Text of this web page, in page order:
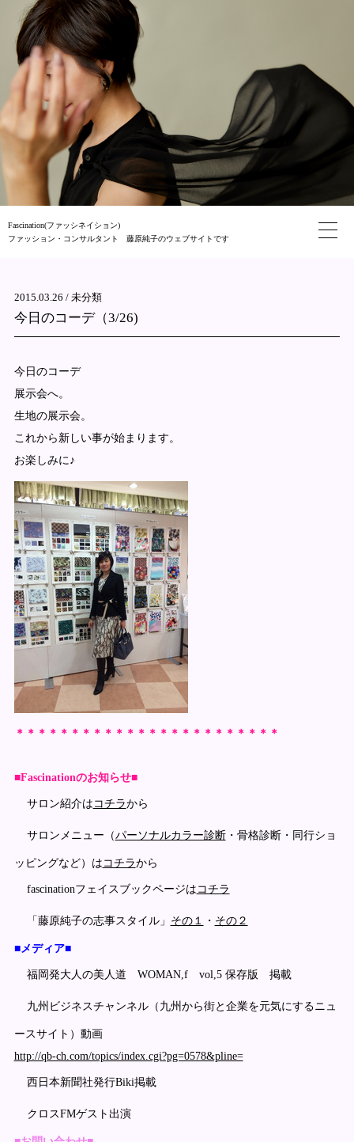
Fascination(ファッシネイション)
ファッション・コンサルタント 藤原純子のウェブサイトです
2015.03.26 / 未分類
今日のコーデ（3/26)
今日のコーデ
展示会へ。
生地の展示会。
これから新しい事が始まります。
お楽しみに♪
＊＊＊＊＊＊＊＊＊＊＊＊＊＊＊＊＊＊＊＊＊＊＊＊
■Fascinationのお知らせ■
サロン紹介は コチラから
サロンメニュー（パーソナルカラー診断・骨格診断・同行ショ
ッピングなど）は コチラから
fascinationフェイスブックページは コチラ
「藤原純子の志事スタイル」 その１ ・ その２
■メディア■
福岡発大人の美人道 WOMAN,f vol,5 保存版 掲載
九州ビジネスチャンネル（九州から街と企業を元気にするニュ
ースサイト）動画
http://qb-ch.com/topics/index.cgi?pg=0578&pline=
西日本新聞社発行Biki掲載
クロスFMゲスト出演